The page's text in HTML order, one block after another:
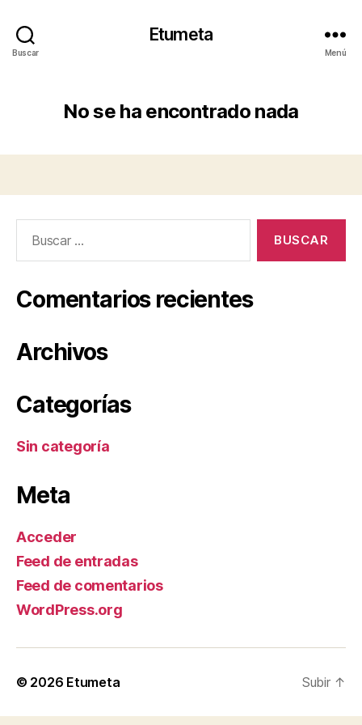
Buscar
Etumeta
Menú
No se ha encontrado nada
Comentarios recientes
Archivos
Categorías
Sin categoría
Meta
Acceder
Feed de entradas
Feed de comentarios
WordPress.org
© 2026 Etumeta Subir ↑